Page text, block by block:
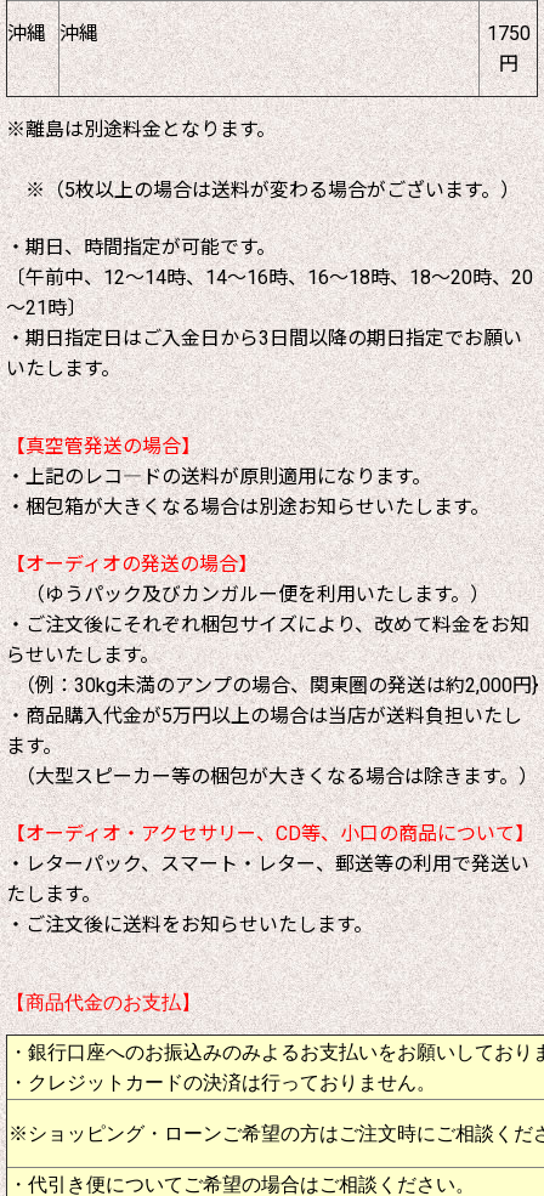
沖縄 沖縄
1750
円
※離島は別途料金となります。
※（5枚以上の場合は送料が変わる場合がございます。）
・期日、時間指定が可能です。
〔午前中、12～14時、14～16時、16～18時、18～20時、20
～21時〕
・期日指定日はご入金日から3日間以降の期日指定でお願い
いたします。
【真空管発送の場合】
・上記のレコ―ドの送料が原則適用になります。
・梱包箱が大きくなる場合は別途お知らせいたします。
【オーディオの発送の場合】
（ゆうパック及びカンガルー便を利用いたします。）
・ご注文後にそれぞれ梱包サイズにより、改めて料金をお知
らせいたします。
（例：30kg未満のアンプの場合、関東圏の発送は約2,000円}
・商品購入代金が5万円以上の場合は当店が送料負担いたし
ます。
（大型スピーカー等の梱包が大きくなる場合は除きます。）
【オーディオ・アクセサリー、CD等、小口の商品について】
・レターパック、スマート・レター、郵送等の利用で発送い
たします。
・ご注文後に送料をお知らせいたします。
【商品代金のお支払】
・銀行口座へのお振込みのみよるお支払いをお願いしており
・クレジットカードの決済は行っておりません。
※ショッピング・ローンご希望の方はご注文時にご相談くだ
・代引き便についてご希望の場合はご相談ください。